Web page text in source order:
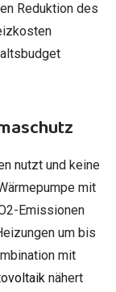
Reduktion des
nutzt und keine
mit
Emissionen
um bis
mit
nähert